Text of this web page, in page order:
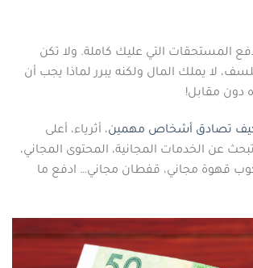
المستحقات التي عليك كاملة. ولا تكن
لا يملك المال ولكنه يبرر لماذا يجب أن
دون مقابل!
تصادق أشخاص مهمين، أثرياء، أعلى
عن الخدمات المجانية، المحتوى المجاني،
كوب قهوة مجاني، قفطان مجاني… ادفع ما